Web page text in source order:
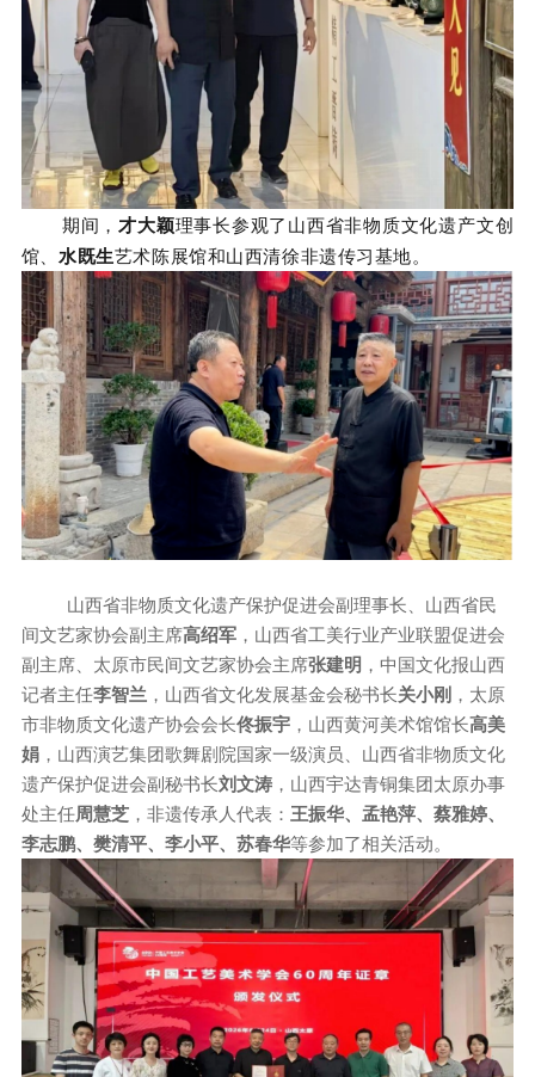
期间，才大颖理事长参观了山西省非物质文化遗产文创
馆、水既生艺术陈展馆和山西清徐非遗传习基地。
山西省非物质文化遗产保护促进会副理事长、山西省民
间文艺家协会副主席高绍军，山西省工美行业产业联盟促进会
副主席、太原市民间文艺家协会主席张建明 ，中国文化报山西
记者主任李智兰 ，山西省文化发展基金会秘书长关小刚 ，太原
市非物质文化遗产协会会长佟振宇，山西黄河美术馆馆长高美
娟，山西演艺集团歌舞剧院国家一级演员、山西省非物质文化
遗产保护促进会副秘书长刘文涛，山西宇达青铜集团太原办事
处主任周慧芝，非遗传承人代表： 王振华、孟艳萍、蔡雅婷、
李志鹏、樊清平、李小平、苏春华等参加了相关活动。